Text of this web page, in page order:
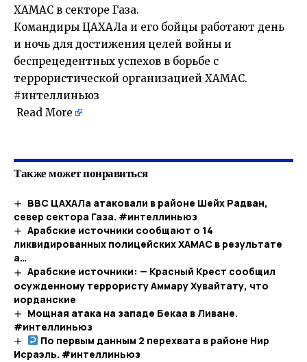
ХАМАС в секторе Газа.
Командиры ЦАХАЛа и его бойцы работают день
и ночь для достижения целей войны и
беспрецедентных успехов в борьбе с
террористической организацией ХАМАС.
#интеллиньюз
Read More
Также может понравиться
ВВС ЦАХАЛа атаковали в районе Шейх Радван,
север сектора Газа. #интеллиньюз
Арабские источники сообщают о 14
ликвидированных полицейских ХАМАС в результате
а…​
Арабские источники: — Красный Крест сообщил
осужденному террористу Аммару Хувайтату, что
иорданские
Мощная атака на западе Бекаа в Ливане.
#интеллиньюз
По первым данным 2 перехвата в районе Нир
Исраэль. #интеллиньюз​